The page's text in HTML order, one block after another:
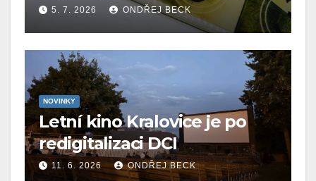
5. 7. 2026 ONDŘEJ BECK
NOVINKY
Letní kino Kralovice je po
redigitalizaci DCI
11. 6. 2026 ONDŘEJ BECK